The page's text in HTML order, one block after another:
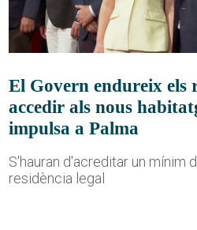
El Govern endureix els
accedir als nous
impulsa a Palma
S'hauran d'acreditar un mínim
residència legal